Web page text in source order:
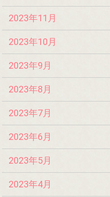
2023年11月
2023年10月
2023年9月
2023年8月
2023年7月
2023年6月
2023年5月
2023年4月